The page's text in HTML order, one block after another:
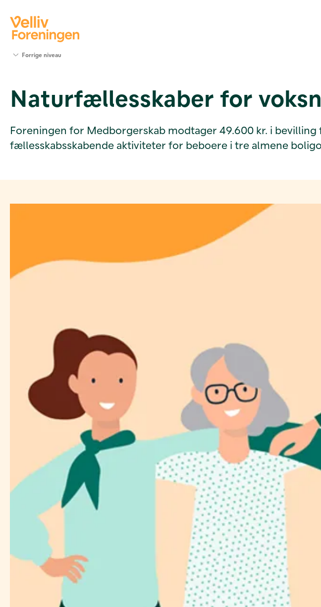
Værktøjer
og viden
Foreningen
Kontakt
os
Forrige niveau
Naturfællesskaber for
Foreningen for Medborgerskab modtager 49.600 kr. i
fællesskabsskabende aktiviteter for beboere i tre almene